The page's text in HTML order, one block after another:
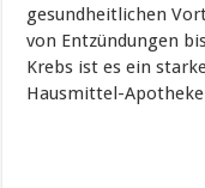
gesundheitlichen
von Entzündungen
Krebs ist es ein
Hausmittel-